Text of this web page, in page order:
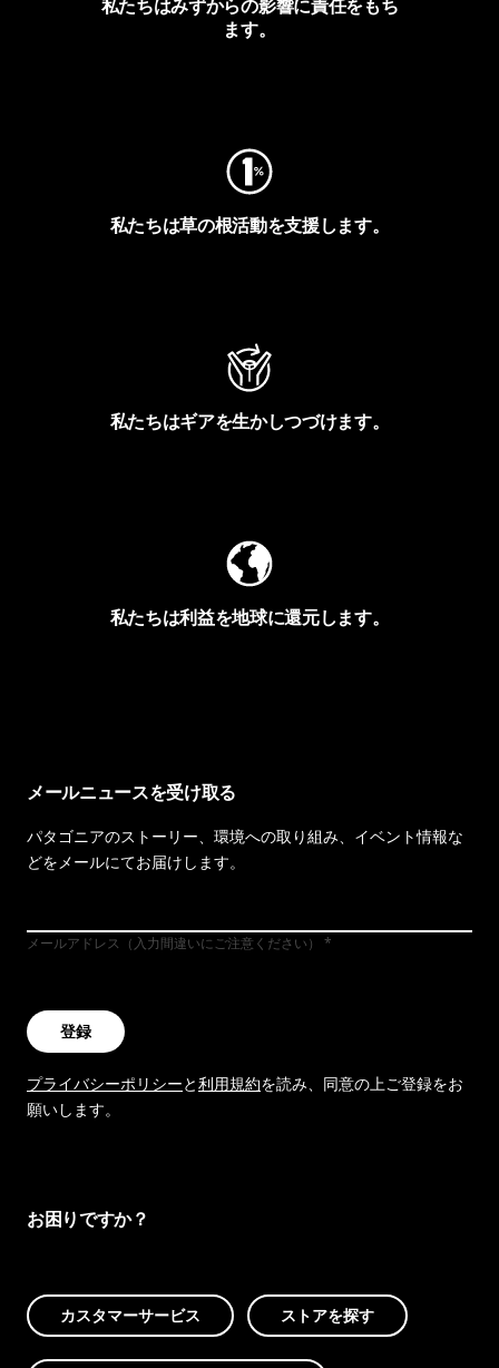
私たちはみずからの影響に責任をもち
ます。
私たちは草の根活動を支援します。
私たちはギアを生かしつづけます。
私たちは利益を地球に還元します。
メールニュースを受け取る
パタゴニアのストーリー、環境への取り組み、イベント情報な
どをメールにてお届けします。
メールアドレス（入力間違いにご注意ください）
登録
プライバシーポリシーと利用規約を読み、同意の上ご登録をお
願いします。
お困りですか？
カスタマーサービス ストアを探す